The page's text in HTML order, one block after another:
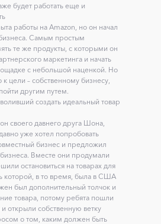
будет работать еще и
работы на Amazon, но он начал
бизнеса. Самым простым
те же продукты, с которыми он
маркетинга и начать
с небольшой наценкой. Но
цели – собственному бизнесу,
другим путем.
создать идеальный товар
своего давнего друга Шона,
уже хотел попробовать
бизнес и предложил
Вместе они продумали
остановиться на товарах для
которой, в то время, была в США
был дополнительный толчок и
товара, потому ребята пошли
открыли собственную ветку
о том, каким должен быть